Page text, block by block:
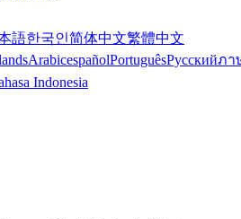
語한국인简体中文繁體中文
ArabicespañolPortuguêsРусскийภา
Indonesia